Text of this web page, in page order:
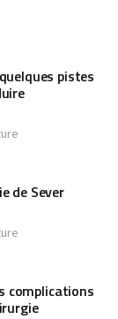
pistes
de Sever
complications